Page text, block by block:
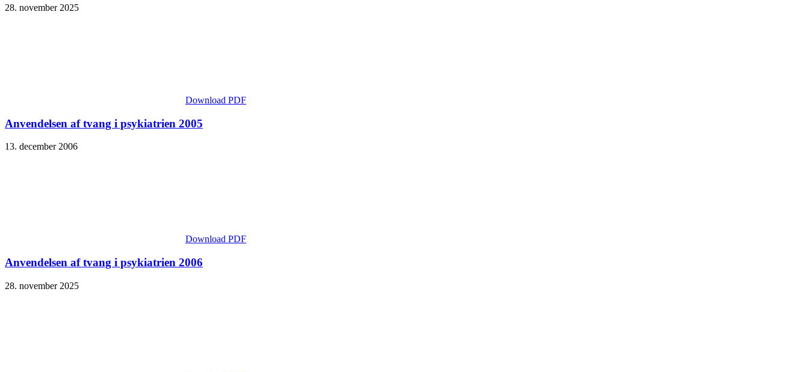
28. november 2025
Download PDF
Anvendelsen af tvang i psykiatrien 2005
13. december 2006
Download PDF
Anvendelsen af tvang i psykiatrien 2006
28. november 2025